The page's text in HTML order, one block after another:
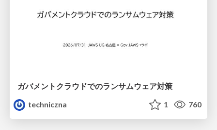
ガバメントクラウドでのランサムウェア対策
techniczna
1 760